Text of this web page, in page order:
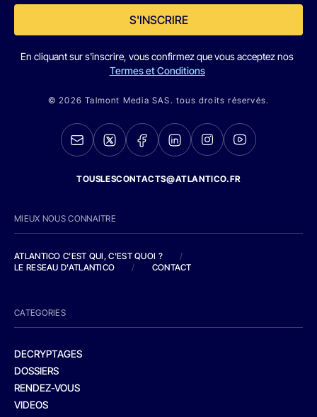
S'INSCRIRE
En cliquant sur s'inscrire, vous confirmez que vous acceptez nos
Termes et Conditions
© 2026 Talmont Media SAS. tous droits réservés.
TOUSLESCONTACTS@ATLANTICO.FR
MIEUX NOUS CONNAITRE
ATLANTICO C'EST QUI, C'EST QUOI ?
/
LE RESEAU D'ATLANTICO
/ CONTACT
CATEGORIES
DECRYPTAGES
DOSSIERS
RENDEZ-VOUS
VIDEOS